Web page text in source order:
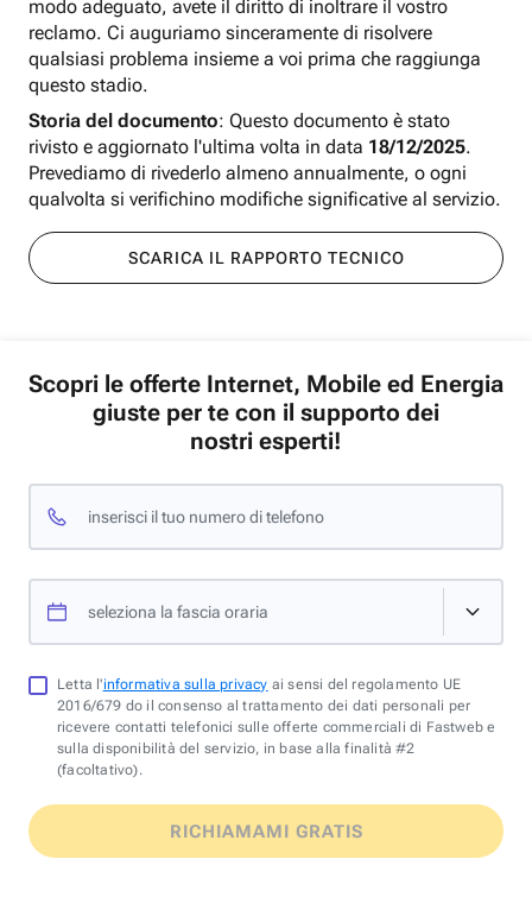
modo adeguato, avete il diritto di inoltrare il vostro
reclamo. Ci auguriamo sinceramente di risolvere
qualsiasi problema insieme a voi prima che raggiunga
questo stadio.
Storia del documento: Questo documento è stato
rivisto e aggiornato l'ultima volta in data 18/12/2025.
Prevediamo di rivederlo almeno annualmente, o ogni
qualvolta si verifichino modifiche significative al servizio.
SCARICA IL RAPPORTO TECNICO
Scopri le offerte Internet, Mobile ed Energia
giuste per te con il supporto dei
nostri esperti!
inserisci il tuo numero di telefono
seleziona la fascia oraria
Letta l'informativa sulla privacy ai sensi del regolamento UE
2016/679 do il consenso al trattamento dei dati personali per
ricevere contatti telefonici sulle offerte commerciali di Fastweb e
sulla disponibilità del servizio, in base alla finalità #2
(facoltativo).
RICHIAMAMI GRATIS